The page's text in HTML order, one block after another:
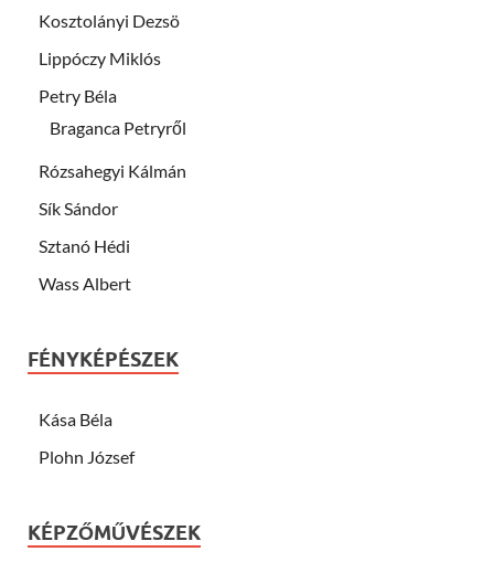
Kosztolányi Dezsö
Lippóczy Miklós
Petry Béla
Braganca Petryről
Rózsahegyi Kálmán
Sík Sándor
Sztanó Hédi
Wass Albert
FÉNYKÉPÉSZEK
Kása Béla
Plohn József
KÉPZŐMŰVÉSZEK